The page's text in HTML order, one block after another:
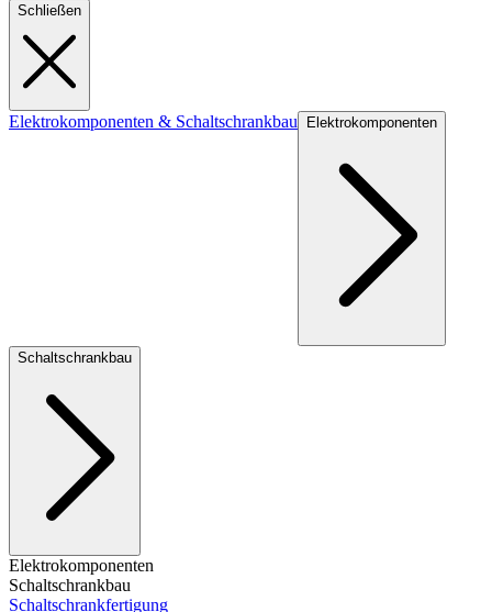
Schließen
Elektrokomponenten & Schaltschrankbau Elektrokomponenten
Schaltschrankbau
Elektrokomponenten
Schaltschrankbau
Schaltschrankfertigung